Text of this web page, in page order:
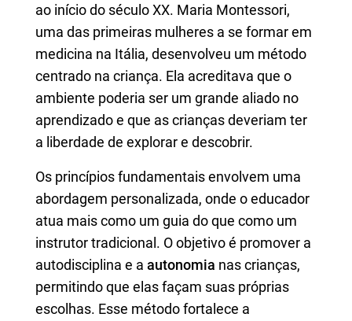
ao início do século XX. Maria Montessori,
uma das primeiras mulheres a se formar em
medicina na Itália, desenvolveu um método
centrado na criança. Ela acreditava que o
ambiente poderia ser um grande aliado no
aprendizado e que as crianças deveriam ter
a liberdade de explorar e descobrir.
Os princípios fundamentais envolvem uma
abordagem personalizada, onde o educador
atua mais como um guia do que como um
instrutor tradicional. O objetivo é promover a
autodisciplina e a autonomia nas crianças,
permitindo que elas façam suas próprias
escolhas. Esse método fortalece a